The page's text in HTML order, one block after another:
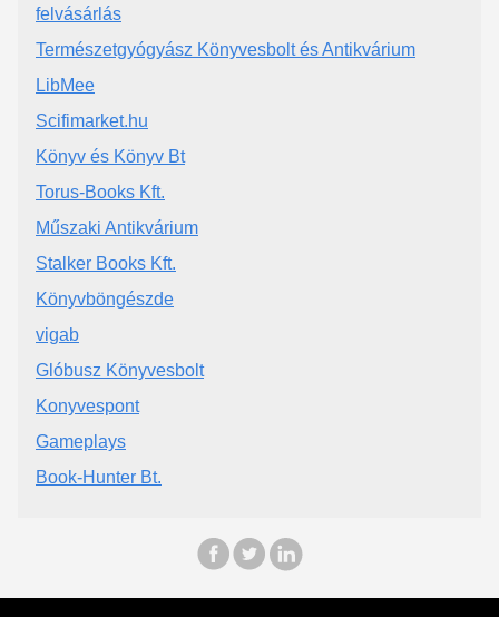
felvásárlás
Természetgyógyász Könyvesbolt és Antikvárium
LibMee
Scifimarket.hu
Könyv és Könyv Bt
Torus-Books Kft.
Műszaki Antikvárium
Stalker Books Kft.
Könyvböngészde
vigab
Glóbusz Könyvesbolt
Konyvespont
Gameplays
Book-Hunter Bt.